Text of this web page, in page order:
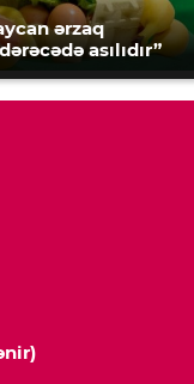
ərzaq
asılıdır”